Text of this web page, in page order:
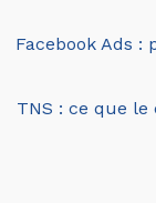
Facebook Ads :
TNS : ce que